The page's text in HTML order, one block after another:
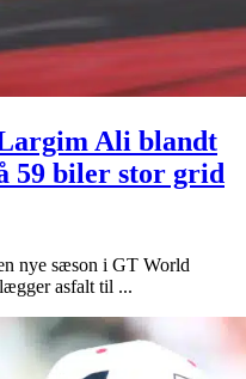
Ali blandt
59 biler stor grid
nye sæson i GT World
asfalt til ...